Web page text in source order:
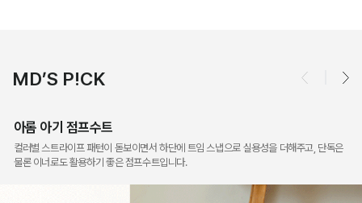
MD’S P!CK
아롬 아기 점프수트
컬러별 스트라이프 패턴이 돋보이면서 하단에 트임 스냅으로 실용성을 더해주고, 단독은
물론 이너로도 활용하기 좋은 점프수트입니다.